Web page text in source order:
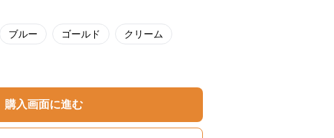
ブルー ゴールド クリーム
購入画面に進む